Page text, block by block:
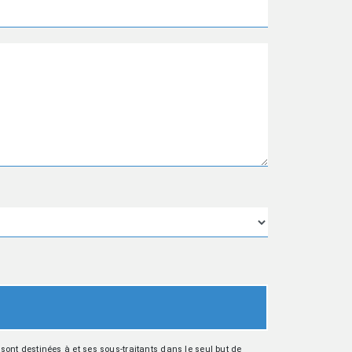
destinées à et ses sous-traitants dans le seul but de